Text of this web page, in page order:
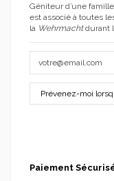
Géniteur d’une
est associé à toutes
la Wehrmachtdurant
Paiement